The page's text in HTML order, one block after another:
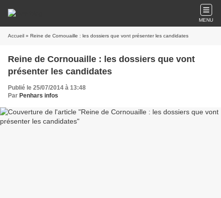
MENU
Accueil » Reine de Cornouaille : les dossiers que vont présenter les candidates
Reine de Cornouaille : les dossiers que vont
présenter les candidates
Publié le 25/07/2014 à 13:48
Par Penhars infos